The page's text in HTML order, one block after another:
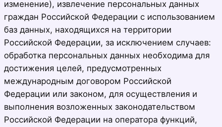
изменение), извлечение персональных данных
граждан Российской Федерации с использованием
баз данных, находящихся на территории
Российской Федерации, за исключением случаев:
обработка персональных данных необходима для
достижения целей, предусмотренных
международным договором Российской
Федерации или законом, для осуществления и
выполнения возложенных законодательством
Российской Федерации на оператора функций,